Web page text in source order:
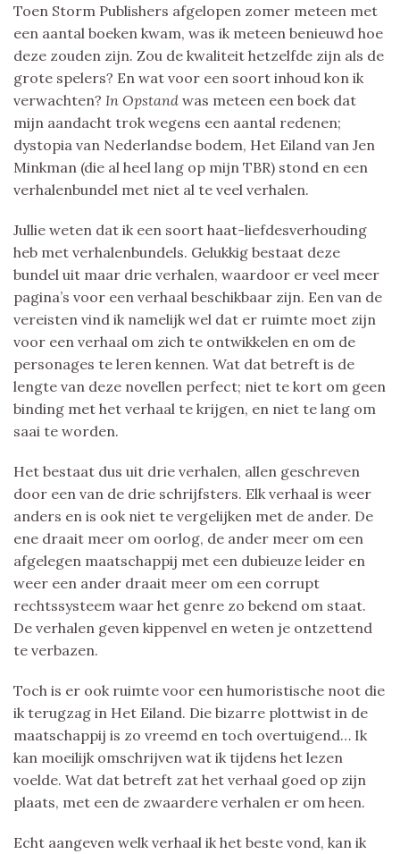
Toen Storm Publishers afgelopen zomer meteen met
een aantal boeken kwam, was ik meteen benieuwd hoe
deze zouden zijn. Zou de kwaliteit hetzelfde zijn als de
grote spelers? En wat voor een soort inhoud kon ik
verwachten? In Opstand was meteen een boek dat
mijn aandacht trok wegens een aantal redenen;
dystopia van Nederlandse bodem, Het Eiland van Jen
Minkman (die al heel lang op mijn TBR) stond en een
verhalenbundel met niet al te veel verhalen.
Jullie weten dat ik een soort haat-liefdesverhouding
heb met verhalenbundels. Gelukkig bestaat deze
bundel uit maar drie verhalen, waardoor er veel meer
pagina’s voor een verhaal beschikbaar zijn. Een van de
vereisten vind ik namelijk wel dat er ruimte moet zijn
voor een verhaal om zich te ontwikkelen en om de
personages te leren kennen. Wat dat betreft is de
lengte van deze novellen perfect; niet te kort om geen
binding met het verhaal te krijgen, en niet te lang om
saai te worden.
Het bestaat dus uit drie verhalen, allen geschreven
door een van de drie schrijfsters. Elk verhaal is weer
anders en is ook niet te vergelijken met de ander. De
ene draait meer om oorlog, de ander meer om een
afgelegen maatschappij met een dubieuze leider en
weer een ander draait meer om een corrupt
rechtssysteem waar het genre zo bekend om staat.
De verhalen geven kippenvel en weten je ontzettend
te verbazen.
Toch is er ook ruimte voor een humoristische noot die
ik terugzag in Het Eiland. Die bizarre plottwist in de
maatschappij is zo vreemd en toch overtuigend… Ik
kan moeilijk omschrijven wat ik tijdens het lezen
voelde. Wat dat betreft zat het verhaal goed op zijn
plaats, met een de zwaardere verhalen er om heen.
Echt aangeven welk verhaal ik het beste vond, kan ik